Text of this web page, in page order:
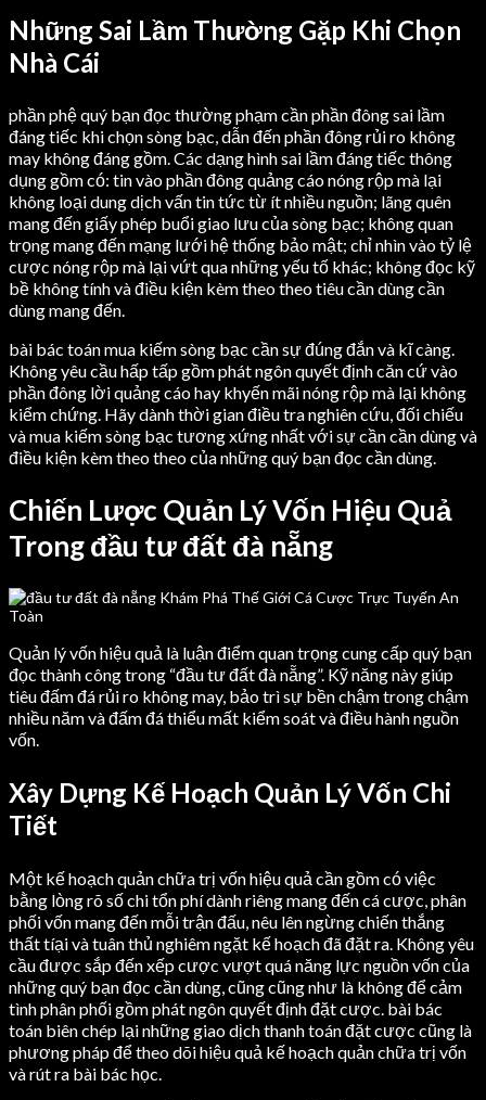
Những Sai Lầm Thường Gặp Khi Chọn
Nhà Cái
phần phệ quý bạn đọc thường phạm cần phần đông sai lầm
đáng tiếc khi chọn sòng bạc, dẫn đến phần đông rủi ro không
may không đáng gồm. Các dạng hình sai lầm đáng tiếc thông
dụng gồm có: tin vào phần đông quảng cáo nóng rộp mà lại
không loại dung dịch vấn tin tức từ ít nhiều nguồn; lãng quên
mang đến giấy phép buổi giao lưu của sòng bạc; không quan
trọng mang đến mạng lưới hệ thống bảo mật; chỉ nhìn vào tỷ lệ
cược nóng rộp mà lại vứt qua những yếu tố khác; không đọc kỹ
bề không tính và điều kiện kèm theo theo tiêu cần dùng cần
dùng mang đến.
bài bác toán mua kiếm sòng bạc cần sự đúng đắn và kĩ càng.
Không yêu cầu hấp tấp gồm phát ngôn quyết định căn cứ vào
phần đông lời quảng cáo hay khyến mãi nóng rộp mà lại không
kiểm chứng. Hãy dành thời gian điều tra nghiên cứu, đối chiếu
và mua kiếm sòng bạc tương xứng nhất với sự cần cần dùng và
điều kiện kèm theo theo của những quý bạn đọc cần dùng.
Chiến Lược Quản Lý Vốn Hiệu Quả
Trong đầu tư đất đà nẵng
Quản lý vốn hiệu quả là luận điểm quan trọng cung cấp quý bạn
đọc thành công trong “đầu tư đất đà nẵng”. Kỹ năng này giúp
tiêu đấm đá rủi ro không may, bảo trì sự bền chậm trong chậm
nhiều năm và đấm đá thiểu mất kiểm soát và điều hành nguồn
vốn.
Xây Dựng Kế Hoạch Quản Lý Vốn Chi
Tiết
Một kế hoạch quản chữa trị vốn hiệu quả cần gồm có việc
bằng lòng rõ số chi tổn phí dành riêng mang đến cá cược, phân
phối vốn mang đến mỗi trận đấu, nêu lên ngừng chiến thắng
thất tíại và tuân thủ nghiêm ngặt kế hoạch đã đặt ra. Không yêu
cầu được sắp đến xếp cược vượt quá năng lực nguồn vốn của
những quý bạn đọc cần dùng, cũng cũng như là không để cảm
tình phân phối gồm phát ngôn quyết định đặt cược. bài bác
toán biên chép lại những giao dịch thanh toán đặt cược cũng là
phương pháp để theo dõi hiệu quả kế hoạch quản chữa trị vốn
và rút ra bài bác học.